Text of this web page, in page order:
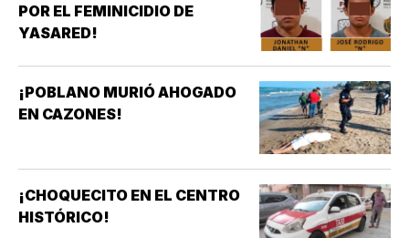
POR EL FEMINICIDIO DE
YASARED!
¡POBLANO MURIÓ AHOGADO
EN CAZONES!
¡CHOQUECITO EN EL CENTRO
HISTÓRICO!